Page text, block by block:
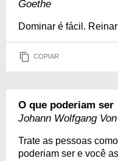
Goethe
Dominar é fácil.
COPIAR
O que poderiam ser
Johann Wolfgang
Trate as pessoas
poderiam ser e você